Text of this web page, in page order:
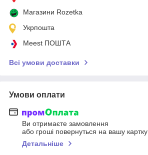
Магазини Rozetka
Укрпошта
Meest ПОШТА
Всі умови доставки
Умови оплати
Ви отримаєте замовлення
або гроші повернуться на вашу картку
Детальніше